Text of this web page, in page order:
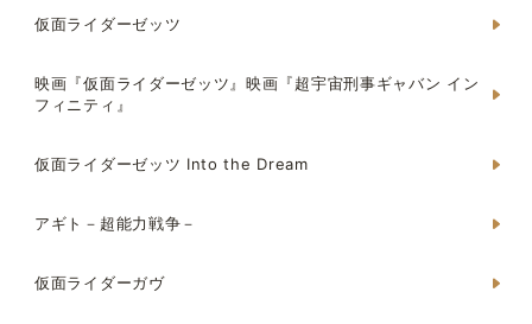
仮面ライダーゼッツ
映画『仮面ライダーゼッツ』映画『超宇宙刑事ギャバン イン
フィニティ』
仮面ライダーゼッツ Into the Dream
アギト－超能力戦争－
仮面ライダーガヴ